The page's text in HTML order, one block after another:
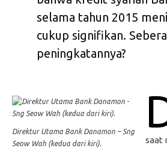
selama tahun 2015
cukup signifikan.
peningkatannya?
Direktur Utama Bank Danamon – Sng
Seow Wah (kedua dari kiri).
saat